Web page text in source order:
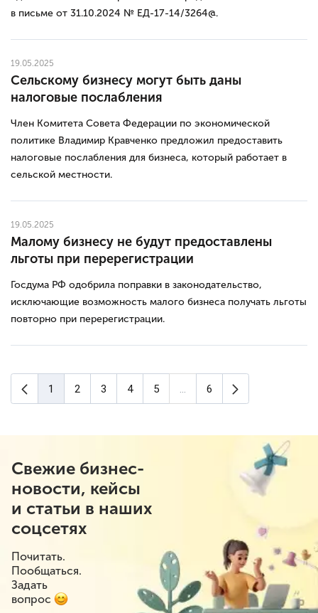
в письме от 31.10.2024 № ЕД-17-14/3264@.
19.05.2025
Сельскому бизнесу могут быть даны
налоговые послабления
Член Комитета Совета Федерации по экономической
политике Владимир Кравченко предложил предоставить
налоговые послабления для бизнеса, который работает в
сельской местности.
19.05.2025
Малому бизнесу не будут предоставлены
льготы при перерегистрации
Госдума РФ одобрила поправки в законодательство,
исключающие возможность малого бизнеса получать льготы
повторно при перерегистрации.
Предыдущая страница
1 2 3 4 5 6
Свежие бизнес-
новости, кейсы
и статьи в наших
соцсетях
Почитать.
Пообщаться.
Задать
вопрос